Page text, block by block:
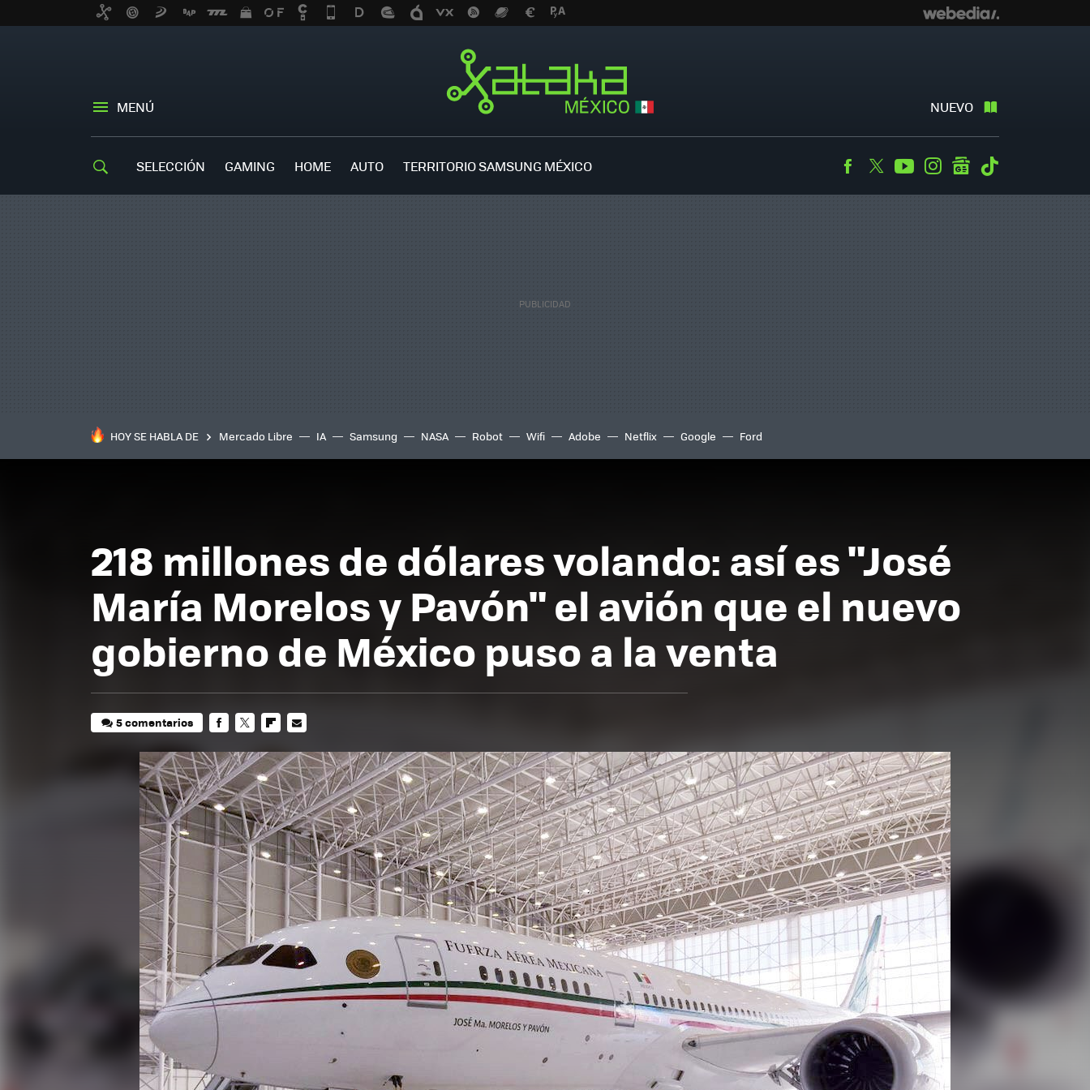
MENÚ NUEVO
SELECCIÓN GAMING HOME AUTO TERRITORIO SAMSUNG MÉXICO Facebook
TwitterYoutubeInstagramgooglenews
HOY SE HABLA DE Mercado Libre IA Samsung NASA Robot Wifi Adobe Netflix Google Ford
218 millones de dólares volando: así es "José
María Morelos y Pavón" el avión que el nuevo
gobierno de México puso a la venta
5 comentarios
MAIL